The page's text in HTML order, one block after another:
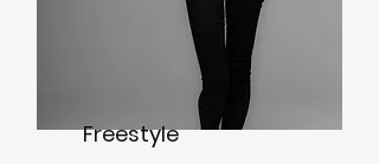
Freestyle